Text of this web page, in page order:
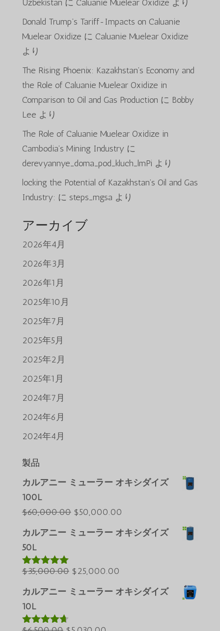
Uzbekistan に Caluanie Muelear Oxidize より
Donald Trump’s Tariff-Impacts on Caluanie
Muelear Oxidize に Caluanie Muelear Oxidize
より
The Rising Phoenix: Kazakhstan’s Economy and
the Role of Caluanie Muelear Oxidize in
Comparison to Oil and Gas Production に Bobby
Lee より
The Role of Caluanie Muelear Oxidize in
Cambodia’s Mining Industryに
derevyannye_doma_pod_kluch_lmPi より
locking the Potential of Kazakhstan’s Oil and Gas
Industry: に steps_mgsa より
アーカイブ
2026年4月
2026年3月
2026年1月
2025年10月
2025年7月
2025年5月
2025年2月
2025年1月
2024年7月
2024年6月
2024年4月
製品
カルアニー ミューラー オキシダイズ
100L
$60,000.00 元
は
$60,000.00
$50,000.00
在
の
は
$50,000.00
カルアニー ミューラー オキシダイズ
50L
5段階中5.00
$35,000.00 元
$25,000.00
在
カルアニー ミューラー オキシダイズ
10L
العربية
Português do Brasil